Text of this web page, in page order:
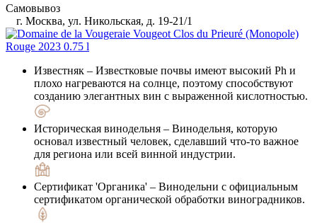
Самовывоз
г. Москва, ул. Никольская, д. 19-21/1
Известняк – Известковые почвы имеют высокий Ph и
плохо нагреваются на солнце, поэтому способствуют
созданию элегантных вин с выраженной кислотностью.
Историческая винодельня – Винодельня, которую
основал известный человек, сделавший что-то важное
для региона или всей винной индустрии.
Сертификат 'Органика' – Винодельни с официальным
сертификатом органической обработки виноградников.